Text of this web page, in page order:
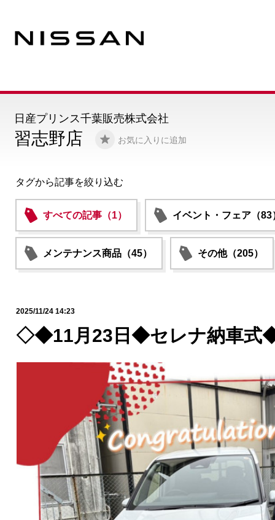
習志野店 お気に入りに追加
日産プリンス千葉販売株式会社
タグから記事を絞り込む
すべての記事（1） イベント・フェア（83
メンテナンス商品（45） その他（205）
2025/11/24 14:23
◇◆11月23日◆セレナ納車